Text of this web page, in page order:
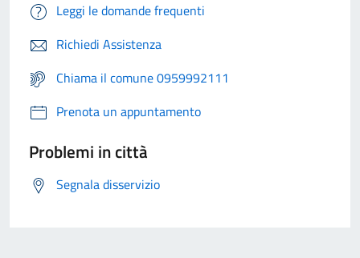
Leggi le domande frequenti
Richiedi Assistenza
Chiama il comune 0959992111
Prenota un appuntamento
Problemi in città
Segnala disservizio